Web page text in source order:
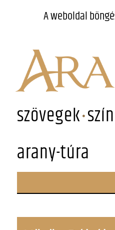
szövegek
arany-túra
A weboldal